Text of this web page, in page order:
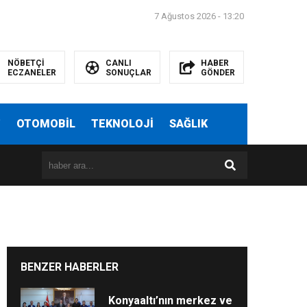
7 Ağustos 2026 - 13:20
NÖBETÇİ
ECZANELER
CANLI
SONUÇLAR
HABER
GÖNDER
OTOMOBİL TEKNOLOJİ SAĞLIK
BENZER HABERLER
Konyaaltı’nın merkez ve